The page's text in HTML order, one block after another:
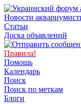
Новости
Статьи
Доска объявлений
Правила!
Помощь
Календарь
Поиск
Поиск по меткам
Блоги